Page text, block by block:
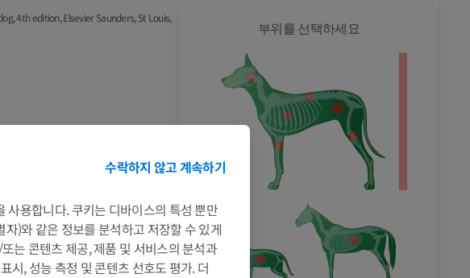
4th edition, Elsevier Saunders, St Louis,
부위를 선택하세요
수락하지 않고 계속하기
사용합니다. 쿠키는 디바이스의 특성 뿐만
)와 같은 정보를 분석하고 저장할 수 있게
는 콘텐츠 제공, 제품 및 서비스의 분석과
시, 성능 측정 및 콘텐츠 선호도 평가. 더